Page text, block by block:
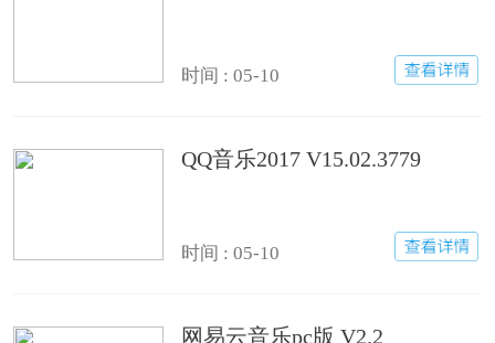
时间 : 05-10
QQ音乐2017 V15.02.3779
时间 : 05-10
网易云音乐pc版 V2.2